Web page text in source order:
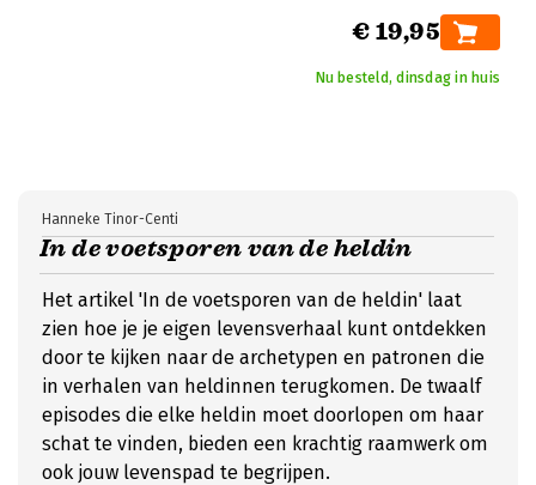
€ 19,95
Nu besteld, dinsdag in huis
In de voetsporen van de heldin
Hanneke Tinor-Centi
Het artikel 'In de voetsporen van de heldin' laat
zien hoe je je eigen levensverhaal kunt ontdekken
door te kijken naar de archetypen en patronen die
in verhalen van heldinnen terugkomen. De twaalf
episodes die elke heldin moet doorlopen om haar
schat te vinden, bieden een krachtig raamwerk om
ook jouw levenspad te begrijpen.